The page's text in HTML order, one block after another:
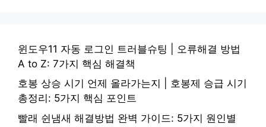
윈도우11 자동 로그인 트러블슈팅 | 오류해결 방법
A to Z: 7가지 핵심 해결책
호봉 상승 시기 언제 올라가는지 | 호봉제 승급 시기
총정리: 5가지 핵심 포인트
빨래 쉰냄새 해결방법 완벽 가이드: 5가지 원인별